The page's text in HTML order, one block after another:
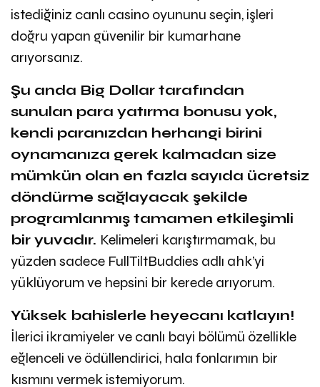
istediğiniz canlı casino oyununu seçin, işleri
doğru yapan güvenilir bir kumarhane
arıyorsanız.
Şu anda Big Dollar tarafından
sunulan para yatırma bonusu yok,
kendi paranızdan herhangi birini
oynamanıza gerek kalmadan size
mümkün olan en fazla sayıda ücretsiz
döndürme sağlayacak şekilde
programlanmış tamamen etkileşimli
bir yuvadır. Kelimeleri karıştırmamak, bu
yüzden sadece FullTiltBuddies adlı ahk’yi
yüklüyorum ve hepsini bir kerede arıyorum.
Yüksek bahislerle heyecanı katlayın!
İlerici ikramiyeler ve canlı bayi bölümü özellikle
eğlenceli ve ödüllendirici, hala fonlarımın bir
kısmını vermek istemiyorum.